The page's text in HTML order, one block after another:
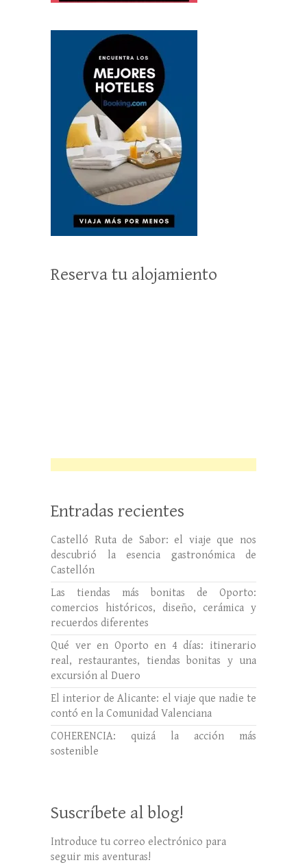
Reserva tu alojamiento
Entradas recientes
Castelló Ruta de Sabor: el viaje que nos
descubrió la esencia gastronómica de
Castellón
Las tiendas más bonitas de Oporto:
comercios históricos, diseño, cerámica y
recuerdos diferentes
Qué ver en Oporto en 4 días: itinerario
real, restaurantes, tiendas bonitas y una
excursión al Duero
El interior de Alicante: el viaje que nadie te
contó en la Comunidad Valenciana
COHERENCIA: quizá la acción más
sostenible
Suscríbete al blog!
Introduce tu correo electrónico para
seguir mis aventuras!